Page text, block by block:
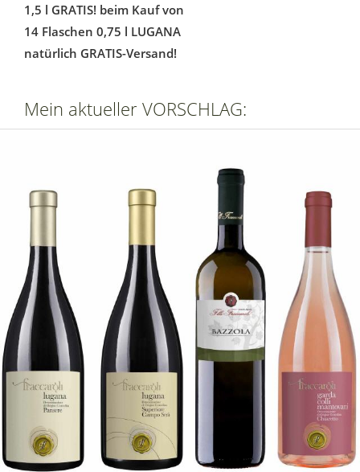
1,5 l GRATIS! beim Kauf von
14 Flaschen 0,75 l LUGANA
natürlich GRATIS-Versand!
Mein aktueller VORSCHLAG: